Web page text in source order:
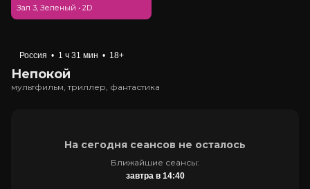
Зал 3, Зеленый • 2D
Россия • 1 ч 31 мин • 18+
Непокой
мультфильм, триллер, фантастика
На сегодня сеансов не осталось
Ближайшие сеансы:
завтра в 14:40